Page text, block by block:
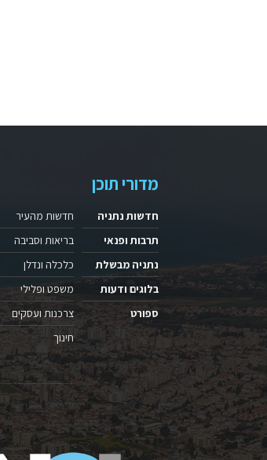
מדורי תוכן
חדשות נתניה
תרבות ופנאי
נתניה מבשלת
בלוגים ודעות
ספורט
חדשות מהעיר
בריאות וסביבה
כלכלה ונדלן
משפט ופלילי
צרכנות ועסקים
חינוך